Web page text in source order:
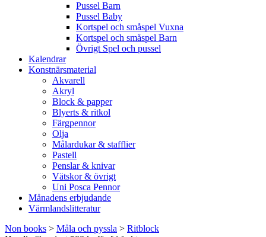
Pussel Barn
Pussel Baby
Kortspel och småspel Vuxna
Kortspel och småspel Barn
Övrigt Spel och pussel
Kalendrar
Konstnärsmaterial
Akvarell
Akryl
Block & papper
Blyerts & ritkol
Färgpennor
Olja
Målardukar & stafflier
Pastell
Penslar & knivar
Vätskor & övrigt
Uni Posca Pennor
Månadens erbjudande
Värmlandslitteratur
Non books > Måla och pyssla > Ritblock